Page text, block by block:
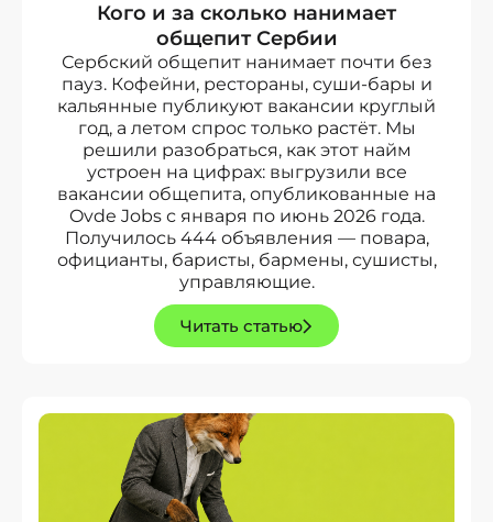
Кого и за сколько нанимает
общепит Сербии
Сербский общепит нанимает почти без
пауз. Кофейни, рестораны, суши-бары и
кальянные публикуют вакансии круглый
год, а летом спрос только растёт. Мы
решили разобраться, как этот найм
устроен на цифрах: выгрузили все
вакансии общепита, опубликованные на
Ovde Jobs с января по июнь 2026 года.
Получилось 444 объявления — повара,
официанты, баристы, бармены, сушисты,
управляющие.
Читать статью